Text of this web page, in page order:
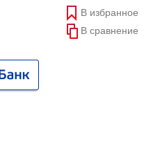
В избранное
В сравнение